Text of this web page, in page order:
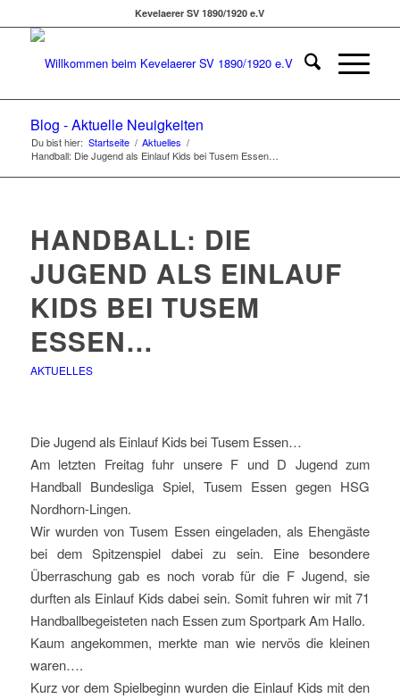
Kevelaerer SV 1890/1920 e.V
Blog - Aktuelle Neuigkeiten
Du bist hier: Startseite / Aktuelles /
Handball: Die Jugend als Einlauf Kids bei Tusem Essen…
HANDBALL: DIE
JUGEND ALS EINLAUF
KIDS BEI TUSEM
ESSEN…
AKTUELLES
Die Jugend als Einlauf Kids bei Tusem Essen…
Am letzten Freitag fuhr unsere F und D Jugend zum
Handball Bundesliga Spiel, Tusem Essen gegen HSG
Nordhorn-Lingen.
Wir wurden von Tusem Essen eingeladen, als Ehengäste
bei dem Spitzenspiel dabei zu sein. Eine besondere
Überraschung gab es noch vorab für die F Jugend, sie
durften als Einlauf Kids dabei sein. Somit fuhren wir mit 71
Handballbegeisteten nach Essen zum Sportpark Am Hallo.
Kaum angekommen, merkte man wie nervös die kleinen
waren….
Kurz vor dem Spielbeginn wurden die Einlauf Kids mit den